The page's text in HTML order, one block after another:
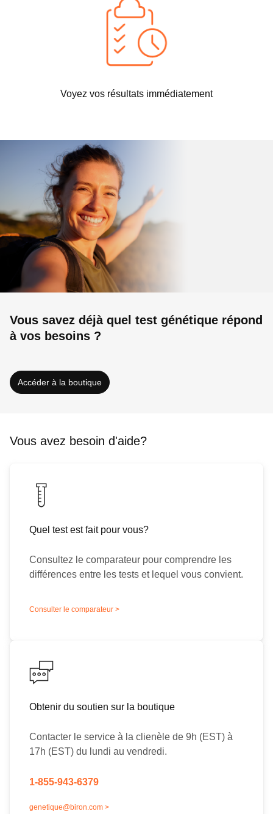
Voyez vos résultats immédiatement
Vous savez déjà quel test génétique répond
à vos besoins ?
Accéder à la boutique
Vous avez besoin d'aide?
Quel test est fait pour vous?
Consultez le comparateur pour comprendre les
différences entre les tests et lequel vous convient.
Consulter le comparateur >
Obtenir du soutien sur la boutique
Contacter le service à la clienèle de 9h (EST) à
17h (EST) du lundi au vendredi.
1-855-943-6379
genetique@biron.com >